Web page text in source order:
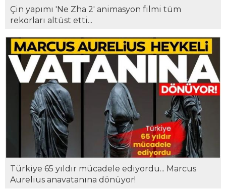
Çin yapımı 'Ne Zha 2' animasyon filmi tüm
rekorları altüst etti...
Türkiye 65 yıldır mücadele ediyordu... Marcus
Aurelius anavatanına dönüyor!